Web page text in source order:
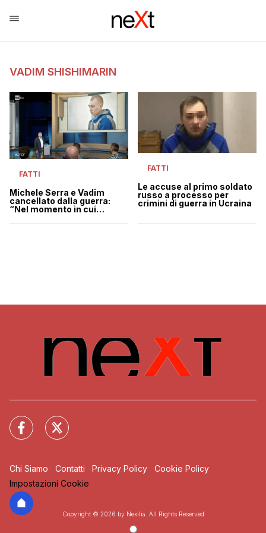
VADIM SHISHIMARIN
FATTI
Michele Serra e Vadim
cancellato dalla guerra:
“Nel momento in cui
FATTI
Le accuse al primo soldato
russo a processo per
crimini di guerra in Ucraina
Chi Siamo Contatti Privacy Policy
Cookie Policy
Impostazioni Cookie
Copyright © 2026 by Nexilia. All Rights Reserved